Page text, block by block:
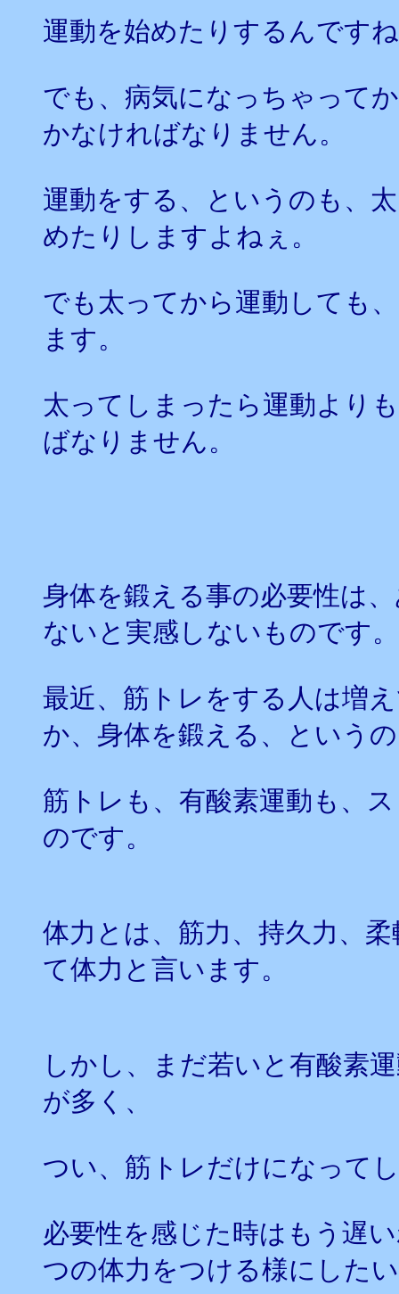
運動を始めたりするんです
でも、病気になっちゃって
かなければなりません。
運動をする、というのも、
めたりしますよねぇ。
でも太ってから運動しても
ます。
太ってしまったら運動より
ばなりません。
身体を鍛える事の必要性は
ないと実感しないものです。
最近、筋トレをする人は増
か、身体を鍛える、という
筋トレも、有酸素運動も、
のです。
体力とは、筋力、持久力、
て体力と言います。
しかし、まだ若いと有酸素
が多く、
つい、筋トレだけになって
必要性を感じた時はもう遅
つの体力をつける様にした